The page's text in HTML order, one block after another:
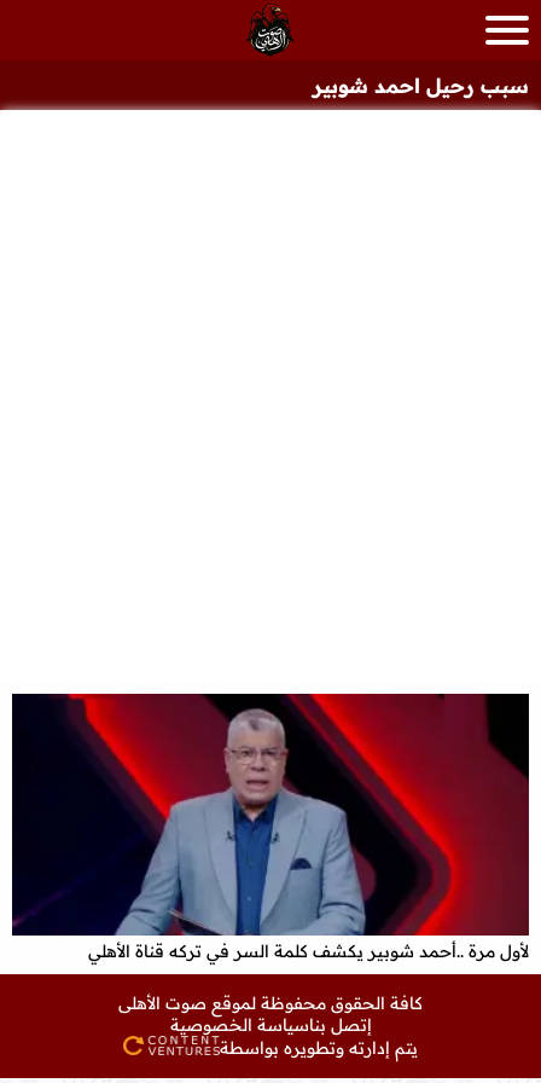
سبب رحيل احمد شوبير
لأول مرة ..أحمد شوبير يكشف كلمة السر في تركه قناة الأهلي
كافة الحقوق محفوظة لموقع صوت الأهلى
إتصل بناسياسة الخصوصية
يتم إدارته وتطويره بواسطة